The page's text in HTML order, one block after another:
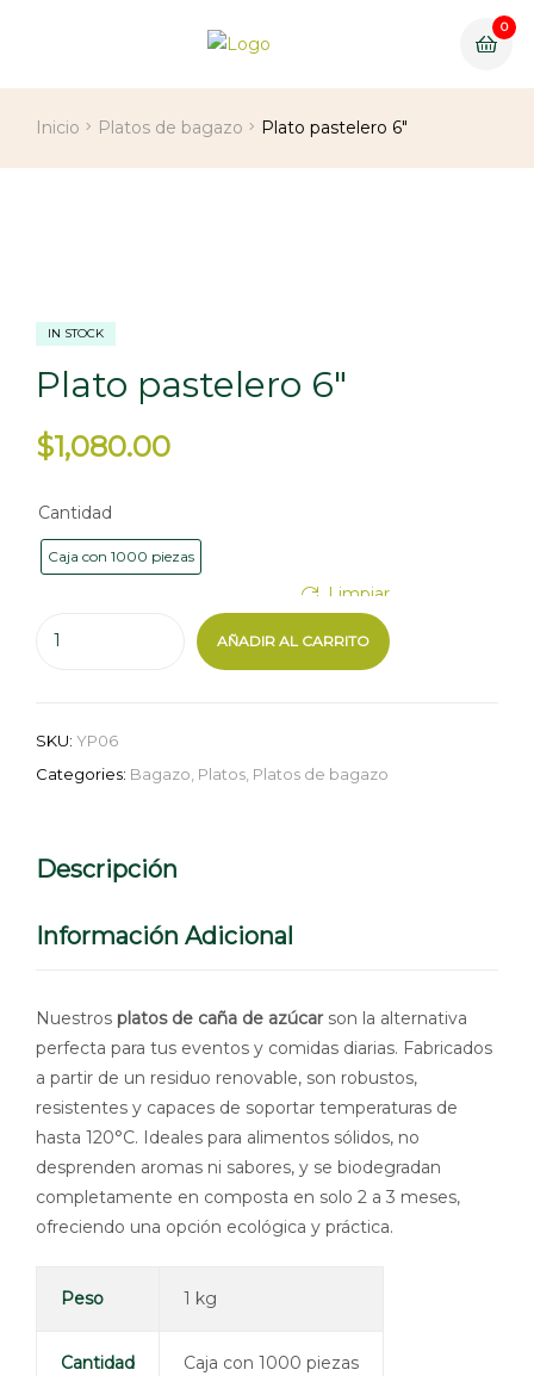
0
Inicio Platos de bagazo Plato pastelero 6″
IN STOCK
Plato pastelero 6″
$1,080.00
Cantidad
Caja con 1000 piezas
Limpiar
AÑADIR AL CARRITO
SKU: YP06
Categories: Bagazo Platos Platos de bagazo
Descripción
Información Adicional
Nuestros platos de caña de azúcarson la alternativa
perfecta para tus eventos y comidas diarias. Fabricados
a partir de un residuo renovable, son robustos,
resistentes y capaces de soportar temperaturas de
hasta 120°C. Ideales para alimentos sólidos, no
desprenden aromas ni sabores, y se biodegradan
completamente en composta en solo 2 a 3 meses,
ofreciendo una opción ecológica y práctica.
Peso 1 kg
Cantidad Caja con 1000 piezas